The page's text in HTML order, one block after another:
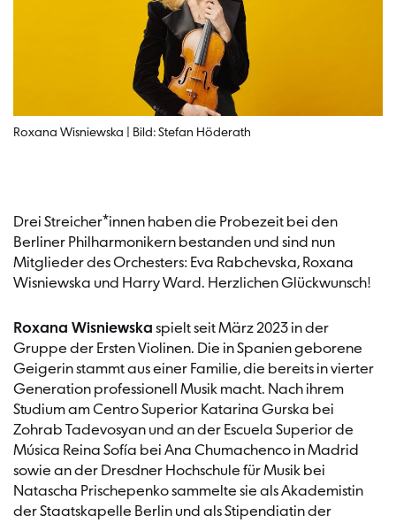
Roxana Wisniewska | Bild: Stefan Höderath
Drei Streicher*innen haben die Probezeit bei den
Berliner Philharmonikern bestanden und sind nun
Mitglieder des Orchesters: Eva Rabchevska, Roxana
Wisniewska und Harry Ward. Herzlichen Glückwunsch!
Roxana Wisniewska spielt seit März 2023 in der
Gruppe der Ersten Violinen. Die in Spanien geborene
Geigerin stammt aus einer Familie, die bereits in vierter
Generation professionell Musik macht. Nach ihrem
Studium am Centro Superior Katarina Gurska bei
Zohrab Tadevosyan und an der Escuela Superior de
Música Reina Sofía bei Ana Chumachenco in Madrid
sowie an der Dresdner Hochschule für Musik bei
Natascha Prischepenko sammelte sie als Akademistin
der Staatskapelle Berlin und als Stipendiatin der